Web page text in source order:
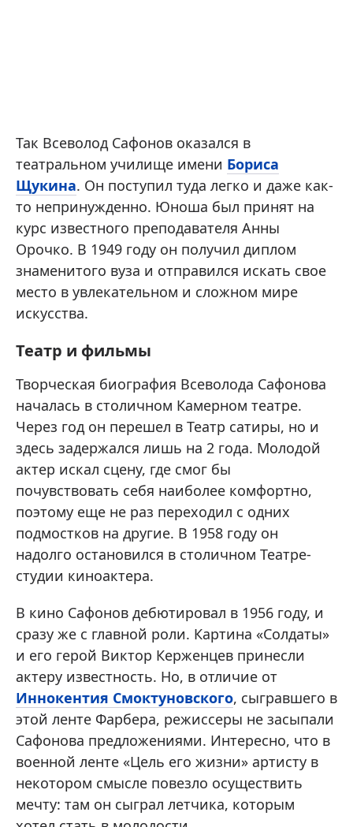
Так Всеволод Сафонов оказался в
театральном училище имени Бориса
Щукина. Он поступил туда легко и даже как-
то непринужденно. Юноша был принят на
курс известного преподавателя Анны
Орочко. В 1949 году он получил диплом
знаменитого вуза и отправился искать свое
место в увлекательном и сложном мире
искусства.
Театр и фильмы
Творческая биография Всеволода Сафонова
началась в столичном Камерном театре.
Через год он перешел в Театр сатиры, но и
здесь задержался лишь на 2 года. Молодой
актер искал сцену, где смог бы
почувствовать себя наиболее комфортно,
поэтому еще не раз переходил с одних
подмостков на другие. В 1958 году он
надолго остановился в столичном Театре-
студии киноактера.
В кино Сафонов дебютировал в 1956 году, и
сразу же с главной роли. Картина «Солдаты»
и его герой Виктор Керженцев принесли
актеру известность. Но, в отличие от
Иннокентия Смоктуновского, сыгравшего в
этой ленте Фарбера, режиссеры не засыпали
Сафонова предложениями. Интересно, что в
военной ленте «Цель его жизни» артисту в
некотором смысле повезло осуществить
мечту: там он сыграл летчика, которым